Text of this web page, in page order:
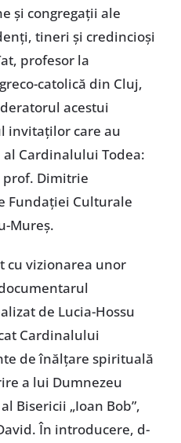
şi congregaţii ale
tineri şi credincioşi
profesor la
catolică din Cluj,
acestui
invitaţilor care au
Cardinalului Todea:
prof. Dimitrie
Fundaţiei Culturale
Mureş.
cu vizionarea unor
de Lucia-Hossu
Cardinalului
de înălţare spirituală
a lui Dumnezeu
Bisericii „Ioan Bob”,
În introducere, d-